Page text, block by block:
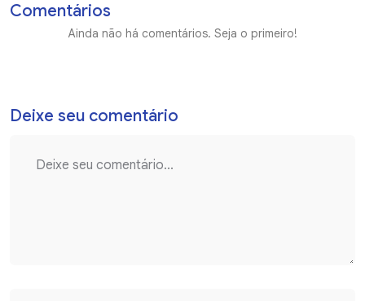
Comentários
Ainda não há comentários. Seja o primeiro!
Deixe seu comentário